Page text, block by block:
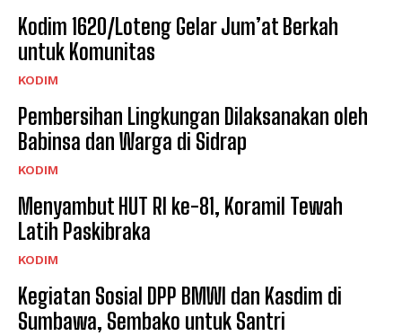
Kodim 1620/Loteng Gelar Jum’at Berkah
untuk Komunitas
KODIM
Pembersihan Lingkungan Dilaksanakan oleh
Babinsa dan Warga di Sidrap
KODIM
Menyambut HUT RI ke-81, Koramil Tewah
Latih Paskibraka
KODIM
Kegiatan Sosial DPP BMWI dan Kasdim di
Sumbawa, Sembako untuk Santri